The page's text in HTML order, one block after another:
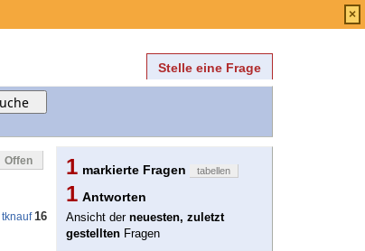
Stelle eine Frage
Offen
tknauf 16
1 markierte Fragen tabellen
1 Antworten
Ansicht der neuesten, zuletzt
gestellten Fragen
×